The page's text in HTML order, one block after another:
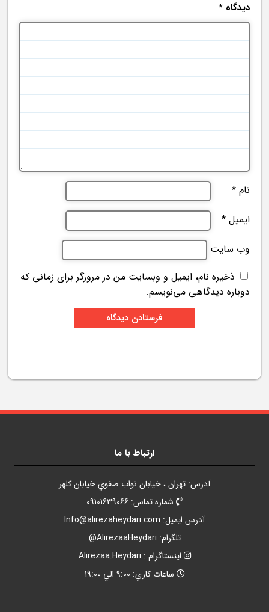
دیدگاه *
نام *
ایمیل *
وب‌ سایت
ذخیره نام، ایمیل و وبسایت من در مرورگر برای زمانی که
دوباره دیدگاهی می‌نویسم.
ارتباط با ما
آدرس: تهران ، خيابان نواب صفوي خيابان کلهر
شماره تماس: 09101639066
آدرس ايميل: Info@alirezaheydari.com
تلگرام: AlirezaaHeydari@
اينستاگرام : Alirezaa.Heydari
ساعات کاري: 9:00 الي 19:00